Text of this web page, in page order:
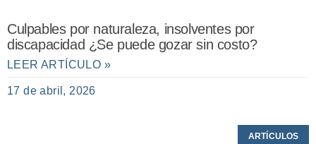
Culpables por naturaleza, insolventes por
discapacidad ¿Se puede gozar sin costo?
LEER ARTÍCULO »
17 de abril, 2026
ARTÍCULOS